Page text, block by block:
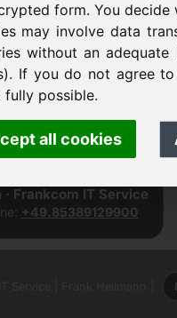
form. You decide
may involve data
without an
If you do not agree
possible.
all cookies
Frankcom IT Service
+49.85389129900